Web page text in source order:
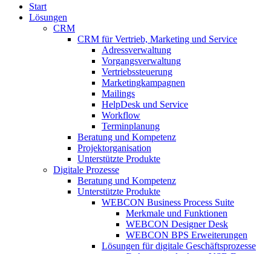
Start
Lösungen
CRM
CRM für Vertrieb, Marketing und Service
Adressverwaltung
Vorgangsverwaltung
Vertriebssteuerung
Marketingkampagnen
Mailings
HelpDesk und Service
Workflow
Terminplanung
Beratung und Kompetenz
Projektorganisation
Unterstützte Produkte
Digitale Prozesse
Beratung und Kompetenz
Unterstützte Produkte
WEBCON Business Process Suite
Merkmale und Funktionen
WEBCON Designer Desk
WEBCON BPS Erweiterungen
Lösungen für digitale Geschäftsprozesse